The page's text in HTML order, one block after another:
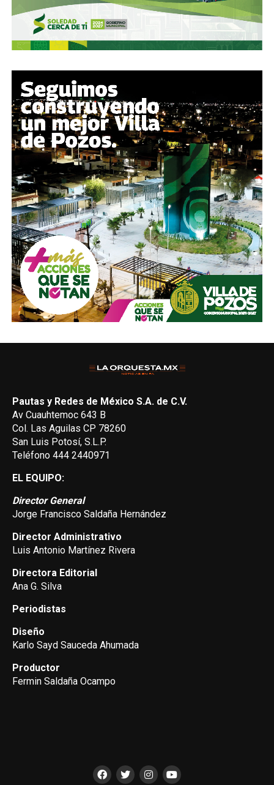
Pautas y Redes de México S.A. de C.V.
Av Cuauhtemoc 643 B
Col. Las Aguilas CP 78260
San Luis Potosí, S.L.P.
Teléfono 444 2440971
EL EQUIPO:
Director General
Jorge Francisco Saldaña Hernández
Director Administrativo
Luis Antonio Martínez Rivera
Directora Editorial
Ana G. Silva
Periodistas
Diseño
Karlo Sayd Sauceda Ahumada
Productor
Fermin Saldaña Ocampo